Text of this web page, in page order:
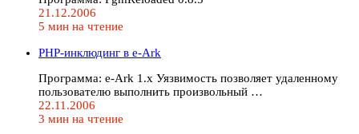
21.12.2006
5 мин на чтение
PHP-инклюдинг в e-Ark
Программа: e-Ark 1.x Уязвимость позволяет удаленному
пользователю выполнить произвольный …
22.11.2006
3 мин на чтение